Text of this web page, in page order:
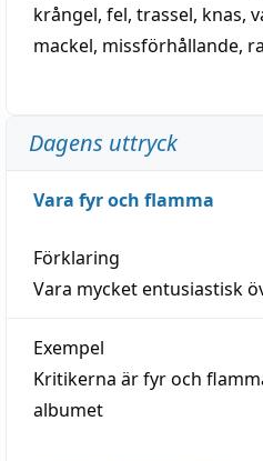
krångel, fel, trassel, knas,
mackel, missförhållande,
Dagens uttryck
Vara fyr och flamma
Förklaring
Vara mycket entusiastisk
Exempel
Kritikerna är fyr och
albumet